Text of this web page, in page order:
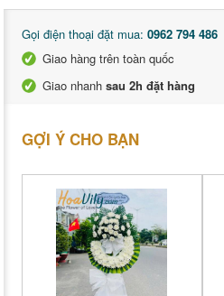
Gọi điện thoại đặt mua: 0962 794 486
Giao hàng trên toàn quốc
Giao nhanh sau 2h đặt hàng
GỢI Ý CHO BẠN